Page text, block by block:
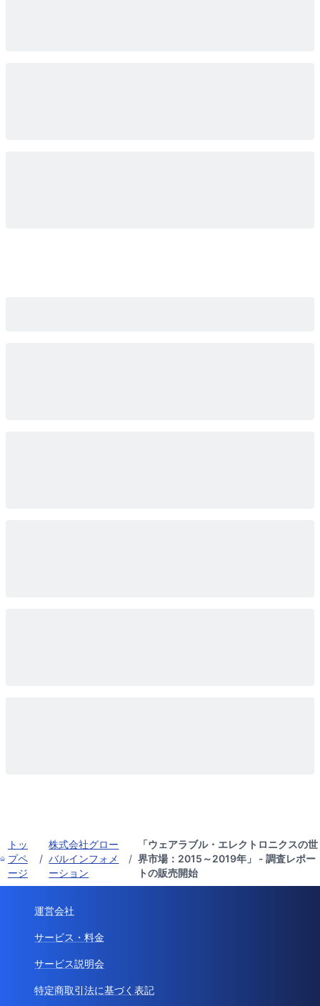
トッ
プペ
ージ
/
株式会社グロー
バルインフォメ
ーション
/
「ウェアラブル・エレクトロニクスの世
界市場：2015～2019年」 - 調査レポー
トの販売開始
運営会社
サービス・料金
サービス説明会
特定商取引法に基づく表記